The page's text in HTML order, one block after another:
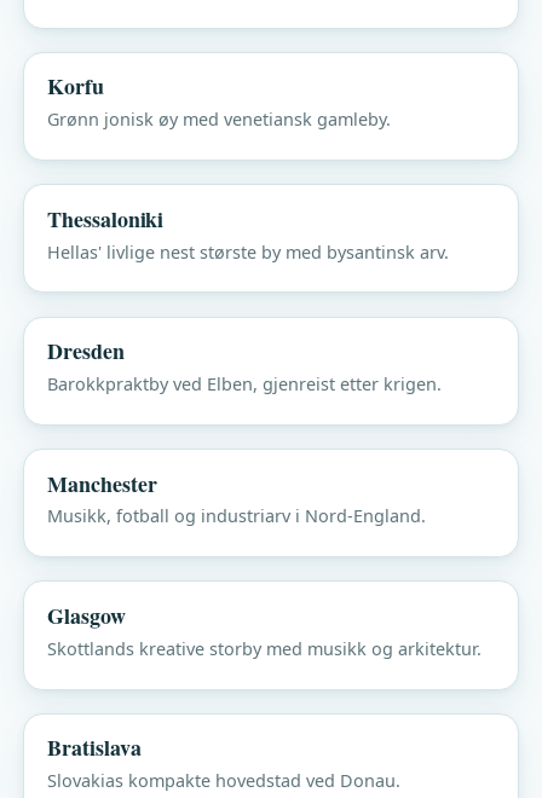
Korfu
Grønn jonisk øy med venetiansk gamleby.
Thessaloniki
Hellas' livlige nest største by med bysantinsk arv.
Dresden
Barokkpraktby ved Elben, gjenreist etter krigen.
Manchester
Musikk, fotball og industriarv i Nord-England.
Glasgow
Skottlands kreative storby med musikk og arkitektur.
Bratislava
Slovakias kompakte hovedstad ved Donau.